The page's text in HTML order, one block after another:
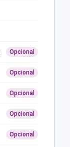
Opcional
Opcional
Opcional
Opcional
Opcional